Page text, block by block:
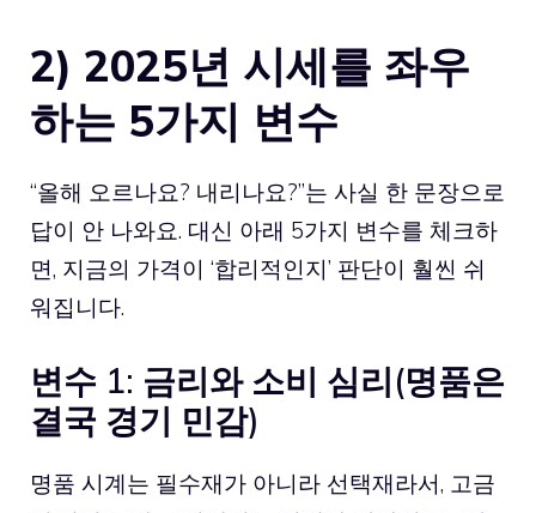
2) 2025년 시세를 좌우
하는 5가지 변수
“올해 오르나요? 내리나요?”는 사실 한 문장으로
답이 안 나와요. 대신 아래 5가지 변수를 체크하
면, 지금의 가격이 ‘합리적인지’ 판단이 훨씬 쉬
워집니다.
변수 1: 금리와 소비 심리(명품은
결국 경기 민감)
명품 시계는 필수재가 아니라 선택재라서, 고금